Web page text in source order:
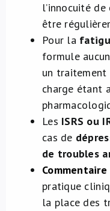
l’innocuité
être
Pour la
formule
un traitement
charge étant
Les ISRS ou
cas de
de troubles
Commentaire
pratique
la place des